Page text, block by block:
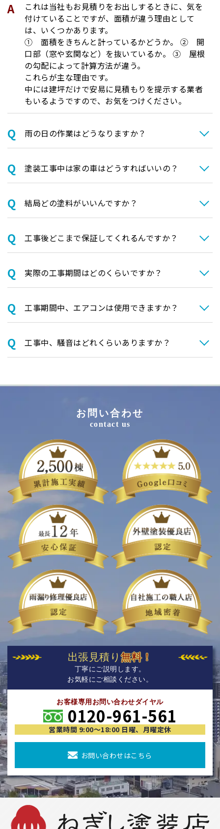
これは当社もお見積りをお出しするときに、気を
付けていることですが、面積が違う理由として
は、いくつかあります。
① 面積をきちんと計っているかどうか。 ② 開
口部（窓や玄関など）を抜いているか。 ③ 屋根
の勾配によって計算方法が違う。
これらが主な理由です。
中には建坪だけで安易に見積もりを提示する業者
もいるようですので、お気をつけください。
⾬の日の作業はどうなりますか？
塗装⼯事中は家の⾞はどうすればいいの？
結局どの塗料がいいんですか？
⼯事後どこまで保証してくれるんですか？
実際の⼯事期間はどのくらいですか？
⼯事期間中、エアコンは使⽤できますか？
⼯事中、騒⾳はどれくらいありますか？
お問い合わせ
contact us
出張見積り無料！
丁寧にご説明します。
お気軽にご相談ください。
お客様専用お問い合わせダイヤル
0120-961-561
営業時間 9:00〜18:00 日曜、月曜定休
お問い合わせはこちら